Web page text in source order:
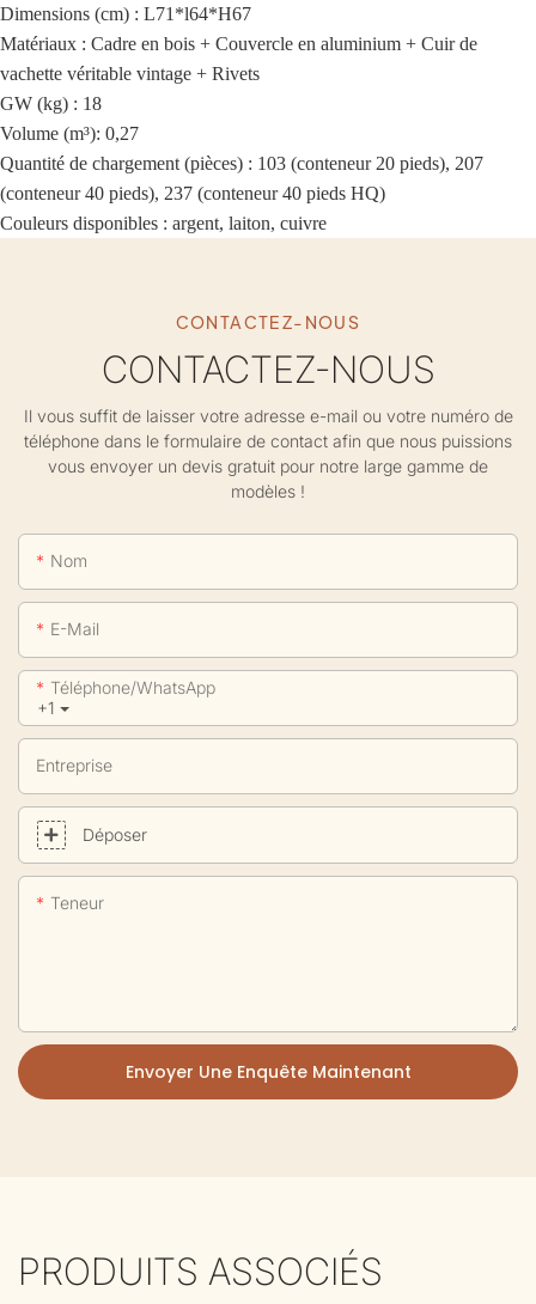
Dimensions (cm) : L71*l64*H67
Matériaux : Cadre en bois + Couvercle en aluminium + Cuir de
vachette véritable vintage + Rivets
GW (kg) : 18
Volume (m³): 0,27
Quantité de chargement (pièces) : 103 (conteneur 20 pieds), 207
(conteneur 40 pieds), 237 (conteneur 40 pieds HQ)
Couleurs disponibles : argent, laiton, cuivre
CONTACTEZ-NOUS
CONTACTEZ-NOUS
Il vous suffit de laisser votre adresse e-mail ou votre numéro de
téléphone dans le formulaire de contact afin que nous puissions
vous envoyer un devis gratuit pour notre large gamme de
modèles !
Nom
E-Mail
+1
Téléphone/WhatsApp
Entreprise
Déposer
Teneur
Envoyer Une Enquête Maintenant
PRODUITS ASSOCIÉS